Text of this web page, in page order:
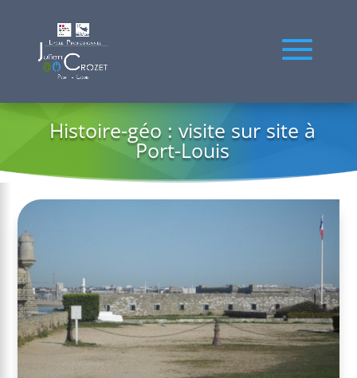
Histoire-géo : visite sur site à
Port-Louis